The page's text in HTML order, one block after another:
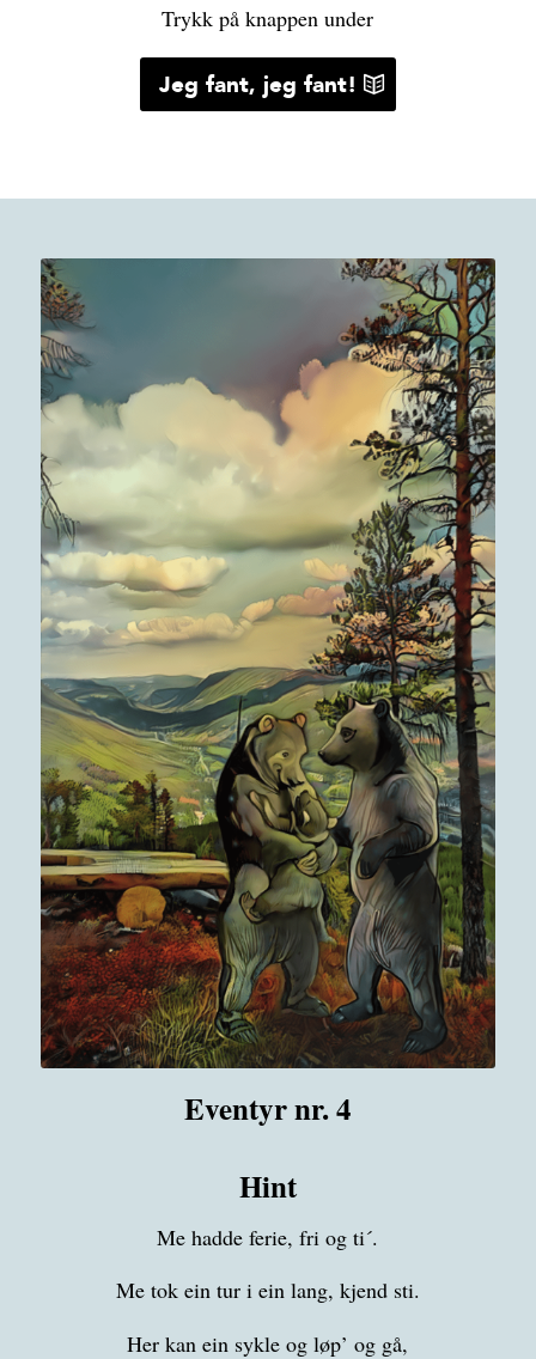
Trykk på knappen under
Jeg fant, jeg fant!
Eventyr nr. 4
Hint
Me hadde ferie, fri og ti´.
Me tok ein tur i ein lang, kjend sti.
Her kan ein sykle og løp’ og gå,